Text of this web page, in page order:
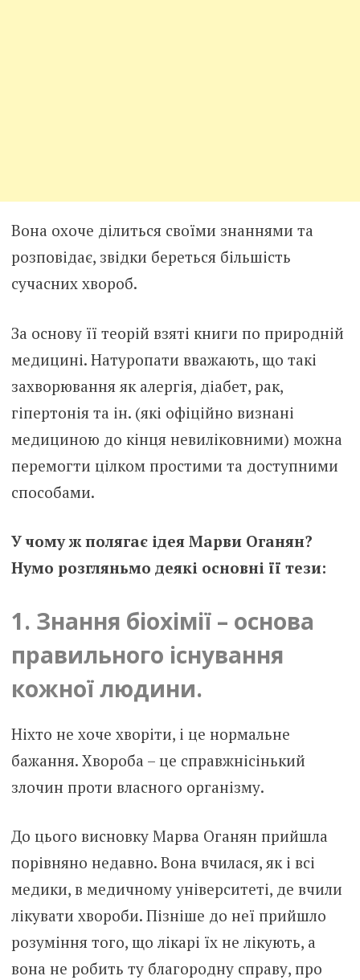
Вона охоче ділиться своїми знаннями та
розповідає, звідки береться більшість
сучасних хвороб.
За основу її теорій взяті книги по природній
медицині. Натуропати вважають, що такі
захворювання як алергія, діабет, рак,
гіпертонія та ін. (які офіційно визнані
медициною до кінця невиліковними) можна
перемогти цілком простими та доступними
способами.
У чому ж полягає ідея Марви Оганян?
Нумо розгляньмо деякі основні її тези:
1. Знання біохімії – основа
правильного існування
кожної людини.
Ніхто не хоче хворіти, і це нормальне
бажання. Хвороба – це справжнісінький
злочин проти власного організму.
До цього висновку Марва Оганян прийшла
порівняно недавно. Вона вчилася, як і всі
медики, в медичному університеті, де вчили
лікувати хвороби. Пізніше до неї прийшло
розуміння того, що лікарі їх не лікують, а
вона не робить ту благородну справу, про